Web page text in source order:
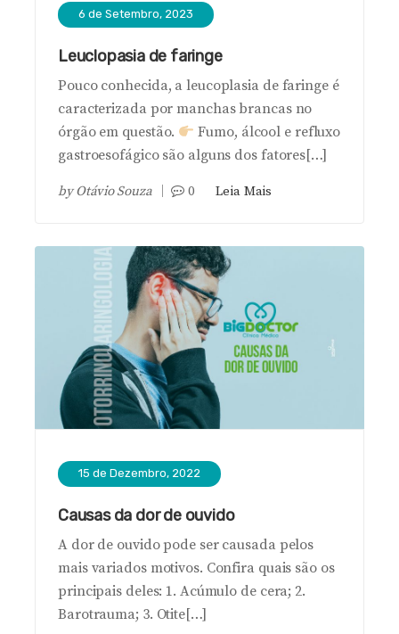
6 de Setembro, 2023
Leuclopasia de faringe
Pouco conhecida, a leucoplasia de faringe é
caracterizada por manchas brancas no
órgão em questão.
Fumo, álcool e refluxo
gastroesofágico são alguns dos fatores[…]
byOtávio Souza 0 Leia Mais
15 de Dezembro, 2022
Causas da dor de ouvido
A dor de ouvido pode ser causada pelos
mais variados motivos. Confira quais são os
principais deles: 1. Acúmulo de cera; 2.
Barotrauma; 3. Otite[…]